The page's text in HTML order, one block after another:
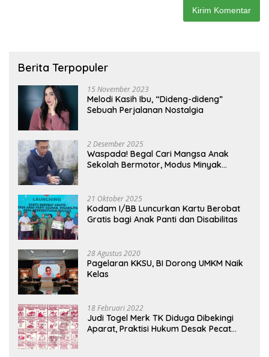
Berita Terpopuler
15 November 2023
Melodi Kasih Ibu, “Dideng-dideng”
Sebuah Perjalanan Nostalgia
2 Desember 2025
Waspada! Begal Cari Mangsa Anak
Sekolah Bermotor, Modus Minyak
21 Oktober 2025
Kodam I/BB Luncurkan Kartu Berobat
Gratis bagi Anak Panti dan Disabilitas
28 Agustus 2020
Pagelaran KKSU, BI Dorong UMKM Naik
Kelas
18 Februari 2022
Judi Togel Merk TK Diduga Dibekingi
Aparat, Praktisi Hukum Desak Pecat